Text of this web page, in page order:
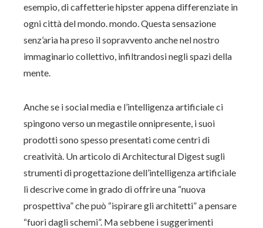
esempio, di caffetterie hipster appena differenziate in
ogni città del mondo. mondo. Questa sensazione
senz’aria ha preso il sopravvento anche nel nostro
immaginario collettivo, infiltrandosi negli spazi della
mente.
Anche se i social media e l’intelligenza artificiale ci
spingono verso un megastile onnipresente, i suoi
prodotti sono spesso presentati come centri di
creatività. Un articolo di Architectural Digest sugli
strumenti di progettazione dell’intelligenza artificiale
li descrive come in grado di offrire una “nuova
prospettiva” che può “ispirare gli architetti” a pensare
“fuori dagli schemi”. Ma sebbene i suggerimenti